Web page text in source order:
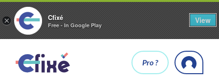
× Cfixé
Free - In Google Play
View
Pro ?